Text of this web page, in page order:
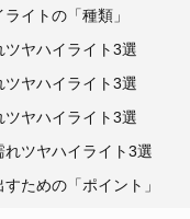
イトの「種類」
ツヤハイライト3選
ツヤハイライト3選
ツヤハイライト3選
れツヤハイライト3選
ための「ポイント」